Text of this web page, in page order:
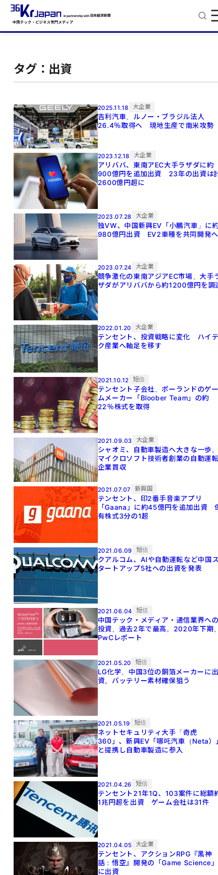
タグ：出資
2025.11.18 大企業
吉利汽車、ルノー・ブラジル法人
26.4％取得へ 現地生産で南米攻勢
2023.12.18 大企業
アリババ、東南アEC大手ラザダに約
900億円を追加出資 23年の出資は
2600億円超に
2023.07.28 大企業
独VW、中国新興EV「小鵬汽車」に
980億円出資 EV2車種を共同開発へ
2023.07.24 大企業
競争激化の東南アジアEC市場、大手
ザダがアリババから約1200億円を調
2022.01.20 大企業
テンセント、投資戦略に変化 ハイ
ク産業へ軸足を移す
2021.10.12 短信
テンセント子会社、ポーランドのゲ
ムメーカー「Bloober Team」の約
22％株式を取得
2021.09.03 大企業
シャオミ、自動車製造へ大きな一歩
マイクロソフト技術者創業の自動運
企業買収
2021.07.07 新興国
テンセント、印2番手音楽アプリ
「Gaana」に約45億円を追加出資
有株式3分の1超
2021.06.09 短信
クアルコム、AIや自動運転など中国
タートアップ5社への出資を発表
2021.06.04 短信
中国テック・メディア・通信業界へ
投資、過去2年で最高。2020年下期
PwCレポート
2021.05.20 短信
LG化学、中国3位の銅箔メーカーに
資。バッテリー素材確保狙う
2021.05.19 短信
ネットセキュリティ大手「奇虎
360」、新興EV「哪吒汽車（Neta）
と提携し自動車製造に参入
2021.04.26 短信
テンセント21年1Q、103案件に総額
1兆円超を出資 ゲーム会社は31件
2021.04.05 大企業
テンセント、アクションRPG『黒神
話：悟空』開発の「Game Science」
に出資